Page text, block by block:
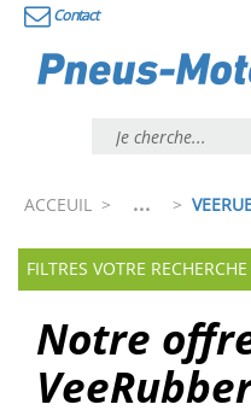
Contact
ACCEUIL > ... >
FILTRES VOTRE RECHERCHE
Notre